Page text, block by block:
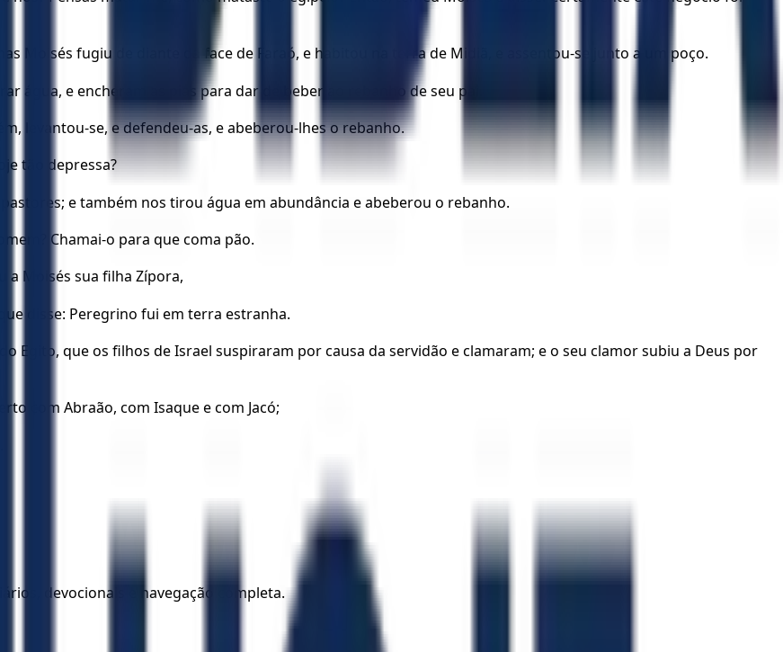
Moisés fugiu de diante da face de Faraó, e habitou na terra de Midiã, e assentou-se junto a um poço.
água, e encheram as pias para dar de beber ao rebanho de seu pai.
levantou-se, e defendeu-as, e abeberou-lhes o rebanho.
tão depressa?
e também nos tirou água em abundância e abeberou o rebanho.
Chamai-o para que coma pão.
a Moisés sua filha Zípora,
disse: Peregrino fui em terra estranha.
Egito, que os filhos de Israel suspiraram por causa da servidão e clamaram; e o seu clamor subiu a Deus por
com Abraão, com Isaque e com Jacó;
devocionais e navegação completa.